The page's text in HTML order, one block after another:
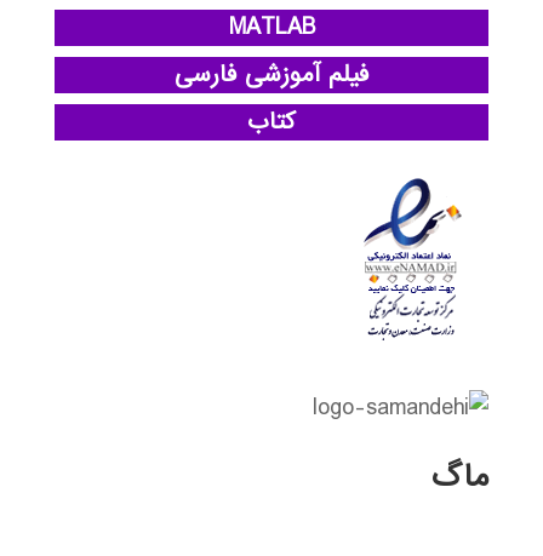
MATLAB
فیلم آموزشی فارسی
کتاب
ماگ